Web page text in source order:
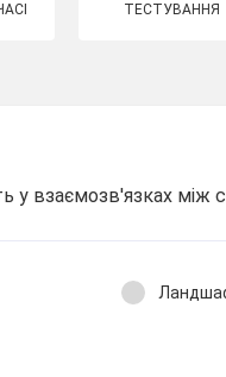
ТЕСТУВАННЯ
у взаємозв'язках між